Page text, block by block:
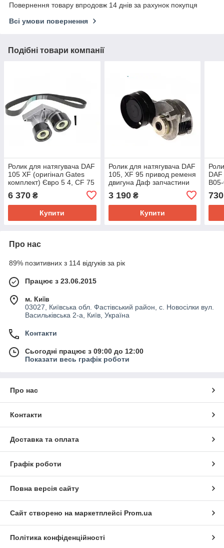
Повернення товару впродовж 14 днів за рахунок покупця
Всі умови повернення
Подібні товари компанії
Ролик для натягувача DAF
105 XF (оригінал Gates
комплект) Євро 5 4, CF 75
85 MX265-MX375 10.05-
1896760
6 370 ₴
Купити
Ролик для натягувача DAF
105, XF 95 привод ременя
двигуна Даф запчастини
3 190₴
Купити
730
Про нас
89% позитивних з 114 відгуків за рік
Працює з 23.06.2015
м. Київ
03027, Київська обл. Фастівський район, с. Новосілки вул.
Васильківська 2-а, Київ, Україна
Контакти
Сьогодні працює з 09:00 до 12:00
Показати весь графік роботи
Про нас
Контакти
Доставка та оплата
Графік роботи
Повна версія сайту
Сайт створено на маркетплейсі Prom.ua
Політика конфіденційності